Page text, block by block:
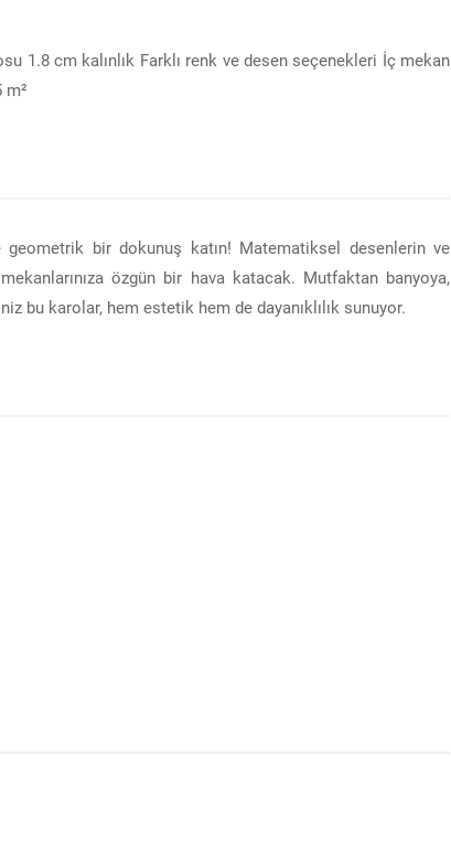
1.8 cm kalınlık Farklı renk ve desen seçenekleri İç mekan
m²
geometrik bir dokunuş katın! Matematiksel desenlerin ve
özgün bir hava katacak. Mutfaktan banyoya,
bu karolar, hem estetik hem de dayanıklılık sunuyor.